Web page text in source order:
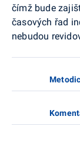
čímž bude
časových řad
nebudou